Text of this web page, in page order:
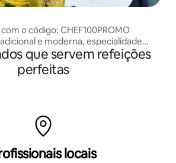
o código: CHEF100PROMO
e moderna, especialidade
que servem refeições
perfeitas
locais